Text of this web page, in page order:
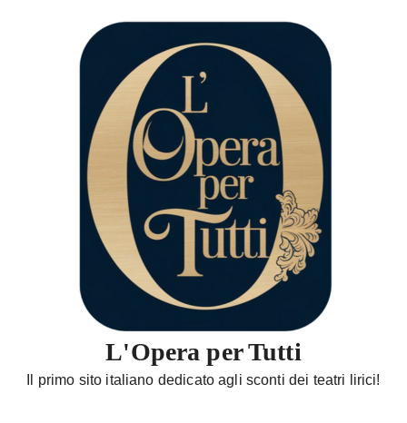
L'Opera per Tutti
Il primo sito italiano dedicato agli sconti dei teatri lirici!